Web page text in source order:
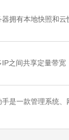
器拥有本地快照和云
IP之间共享定量带
手是一款管理系统